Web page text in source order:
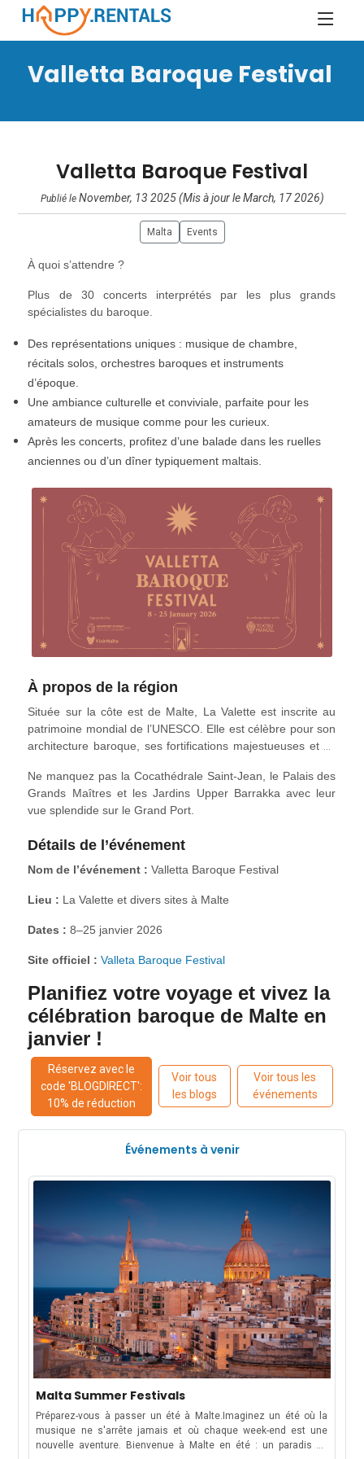
Valletta Baroque Festival
Valletta Baroque Festival
Publié le November, 13 2025 (Mis à jour le March, 17 2026)
Malta Events
À quoi s’attendre ?
Plus de 30 concerts interprétés par les plus grands
spécialistes du baroque.
Des représentations uniques : musique de chambre,
récitals solos, orchestres baroques et instruments
d’époque.
Une ambiance culturelle et conviviale, parfaite pour les
amateurs de musique comme pour les curieux.
Après les concerts, profitez d’une balade dans les ruelles
anciennes ou d’un dîner typiquement maltais.
À propos de la région
Située sur la côte est de Malte, La Valette est inscrite au
patrimoine mondial de l’UNESCO. Elle est célèbre pour son
architecture baroque, ses fortifications majestueuses et sa
Chevaliers de Saint-Jean, chaque rue dévoile églises,
palais et places élégantes.
Ne manquez pas la Cocathédrale Saint-Jean, le Palais des
Grands Maîtres et les Jardins Upper Barrakka avec leur
vue splendide sur le Grand Port.
Détails de l’événement
Nom de l’événement :Valletta Baroque Festival
Lieu : La Valette et divers sites à Malte
Dates : 8–25 janvier 2026
Site officiel : Valleta Baroque Festival
Planifiez votre voyage et vivez la
célébration baroque de Malte en
janvier !
Réservez avec le
code 'BLOGDIRECT':
10% de réduction
Voir tous
les blogs
Voir tous les
événements
Événements à venir
Malta Summer Festivals
Préparez-vous à passer un été à Malte.Imaginez un été où la
musique ne s'arrête jamais et où chaque week-end est une
nouvelle aventure. Bienvenue à Malte en été : un paradis de